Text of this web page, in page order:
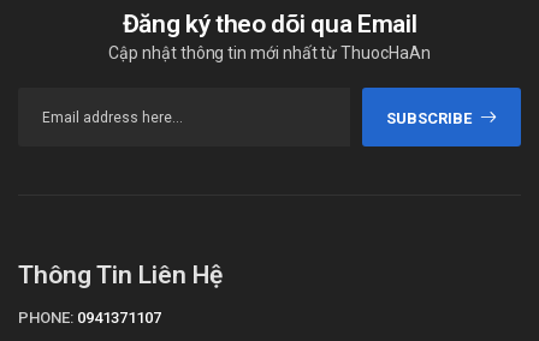
Đăng ký theo dõi qua Email
Cập nhật thông tin mới nhất từ ThuocHaAn
SUBSCRIBE
Thông Tin Liên Hệ
PHONE: 0941371107